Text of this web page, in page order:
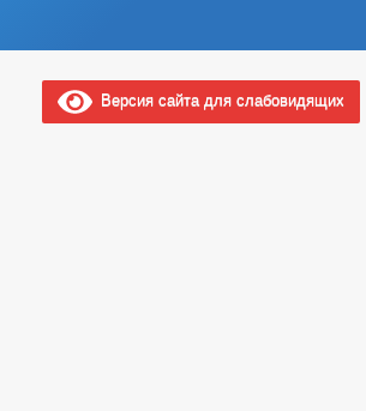
Версия сайта для слабовидящих